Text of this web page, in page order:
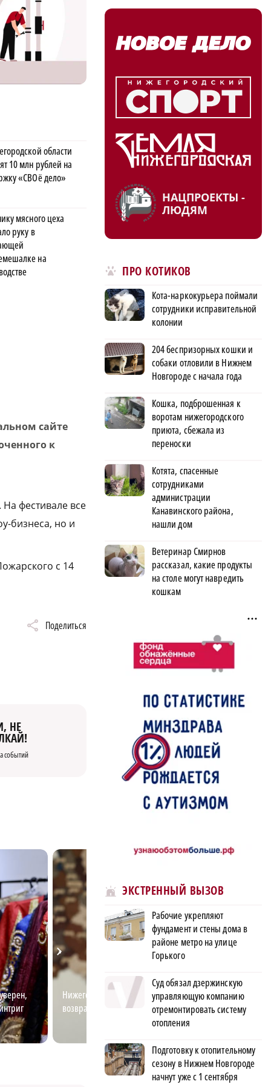
области
10 млн рублей на
«СВОё дело»
мясного цеха
руку в
на
сайте
к
фестивале все
бизнеса, но и
с 14
Поделиться
НЕ
событий
Нижегородский врач
возвращает людям зрение
Лучший
пытается
НАЦПРОЕКТЫ -
ЛЮДЯМ
ПРО КОТИКОВ
Кота-наркокурьера поймали
сотрудники исправительной
колонии
204 беспризорных кошки и
собаки отловили в Нижнем
Новгороде с начала года
Кошка, подброшенная к
воротам нижегородского
приюта, сбежала из
переноски
Котята, спасенные
сотрудниками
администрации
Канавинского района,
нашли дом
Ветеринар Смирнов
рассказал, какие продукты
на столе могут навредить
кошкам
ЭКСТРЕННЫЙ ВЫЗОВ
Рабочие укрепляют
фундамент и стены дома в
районе метро на улице
Горького
Суд обязал дзержинскую
управляющую компанию
отремонтировать систему
отопления
Подготовку к отопительному
сезону в Нижнем Новгороде
начнут уже с 1 сентября